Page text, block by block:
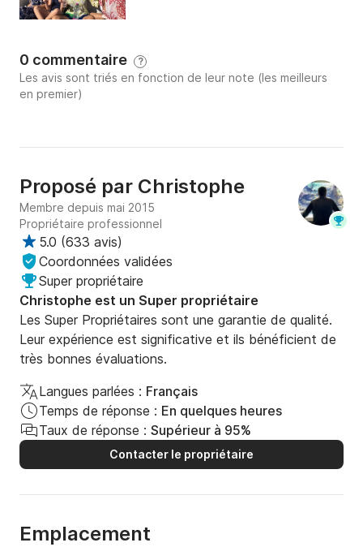
rentré de sa place par mes soins.
⛔️Bateau non assuré pour les engins tractés.⛔️
0 commentaire ?
Les avis sont triés en fonction de leur note (les meilleurs
en premier)
Proposé par Christophe
Membre depuis mai 2015
Propriétaire professionnel
5.0 (633 avis)
Coordonnées validées
Super propriétaire
Christophe est un Super propriétaire
Les Super Propriétaires sont une garantie de qualité.
Leur expérience est significative et ils bénéficient de
très bonnes évaluations.
Langues parlées : Français
Temps de réponse : En quelques heures
Taux de réponse : Supérieur à 95%
Contacter le propriétaire
Emplacement